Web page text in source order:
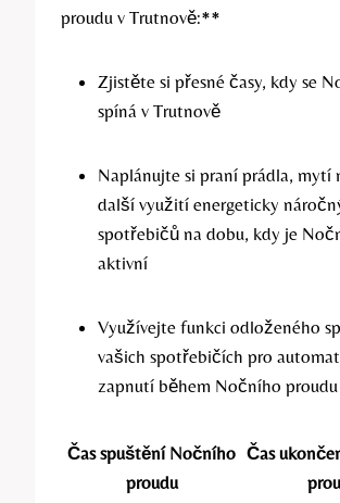
proudu v Trutnově:**
Zjistěte si přesné časy, kdy se
spíná v Trutnově
Naplánujte si praní prádla, mytí
další využití energeticky
spotřebičů na dobu, kdy je
aktivní
Využívejte funkci odloženého
vašich spotřebičích pro
zapnutí během Nočního proudu
Čas spuštění Nočního
proudu
Čas